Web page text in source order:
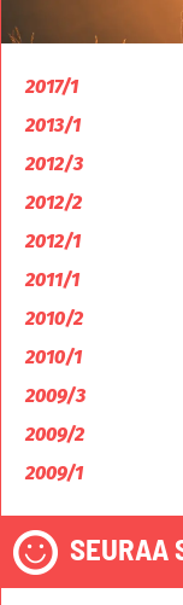
2017/1
2013/1
2012/3
2012/2
2012/1
2011/1
2010/2
2010/1
2009/3
2009/2
2009/1
SEURAA